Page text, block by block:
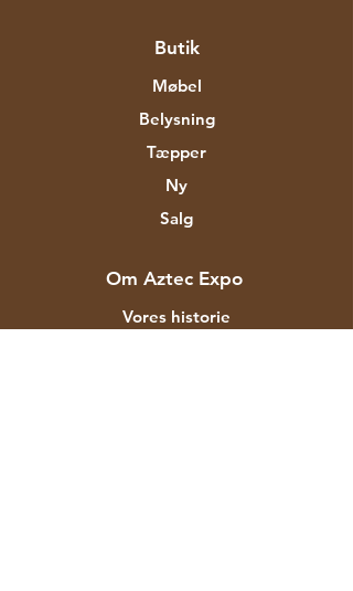
Butik
Møbel
Belysning
Tæpper
Ny
Salg
Om Aztec Expo
Vores historie